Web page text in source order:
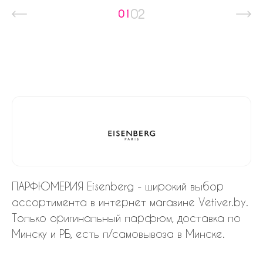
01 02
ПАРФЮМЕРИЯ Eisenberg - широкий выбор
ассортимента в интернет магазине Vetiver.by.
Только оригинальный парфюм, доставка по
Минску и РБ, есть п/самовывоза в Минске.